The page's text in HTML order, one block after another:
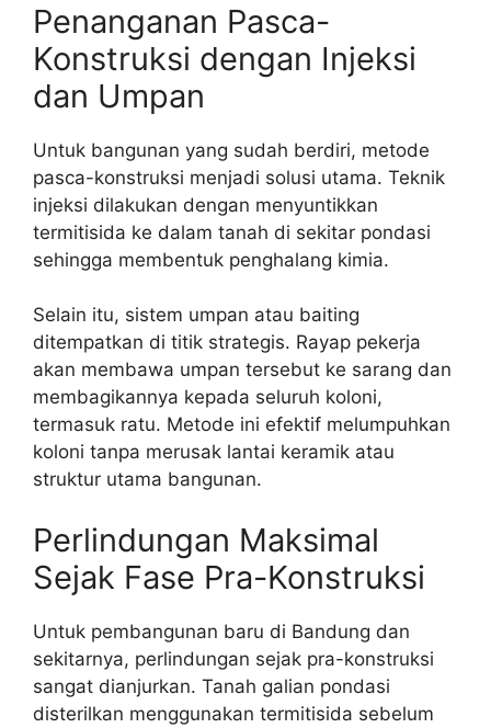
Penanganan Pasca-
Konstruksi dengan Injeksi
dan Umpan
Untuk bangunan yang sudah berdiri, metode
pasca-konstruksi menjadi solusi utama. Teknik
injeksi dilakukan dengan menyuntikkan
termitisida ke dalam tanah di sekitar pondasi
sehingga membentuk penghalang kimia.
Selain itu, sistem umpan atau baiting
ditempatkan di titik strategis. Rayap pekerja
akan membawa umpan tersebut ke sarang dan
membagikannya kepada seluruh koloni,
termasuk ratu. Metode ini efektif melumpuhkan
koloni tanpa merusak lantai keramik atau
struktur utama bangunan.
Perlindungan Maksimal
Sejak Fase Pra-Konstruksi
Untuk pembangunan baru di Bandung dan
sekitarnya, perlindungan sejak pra-konstruksi
sangat dianjurkan. Tanah galian pondasi
disterilkan menggunakan termitisida sebelum